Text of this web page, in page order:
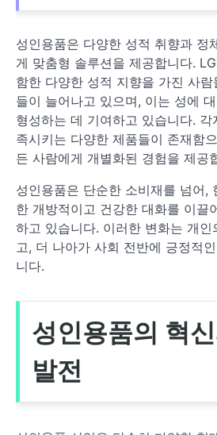
성인용품은 다양한 성적 취향과 정
게 맞춤형 솔루션을 제공합니다.
함한 다양한 성적 지향을 가진 사
들이 늘어나고 있으며, 이는 성에
형성하는 데 기여하고 있습니다.
족시키는 다양한 제품들이 존재함
든 사람에게 개별화된 경험을 제공
성인용품은 단순한 소비재를 넘어,
한 개방적이고 건강한 대화를 이끌
하고 있습니다. 이러한 변화는 개
고, 더 나아가 사회 전반에 긍정적
니다.
성인용품의 혁
발전